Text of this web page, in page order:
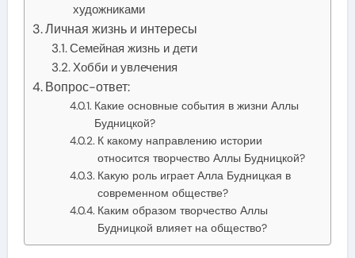
художниками
Личная жизнь и интересы
Семейная жизнь и дети
Хобби и увлечения
Вопрос-ответ:
Какие основные события в жизни Аллы
Будницкой?
К какому направлению истории
относится творчество Аллы Будницкой?
Какую роль играет Алла Будницкая в
современном обществе?
Каким образом творчество Аллы
Будницкой влияет на общество?